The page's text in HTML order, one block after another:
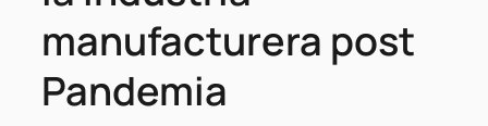
manufacturera post
Pandemia